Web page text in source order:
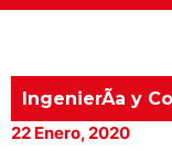
Actualidad
Minería
IngenierÃ­a y
22 Enero, 2020